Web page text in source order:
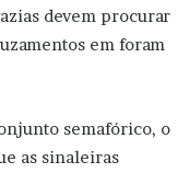
devem procurar
em foram
semafórico, o
as sinaleiras